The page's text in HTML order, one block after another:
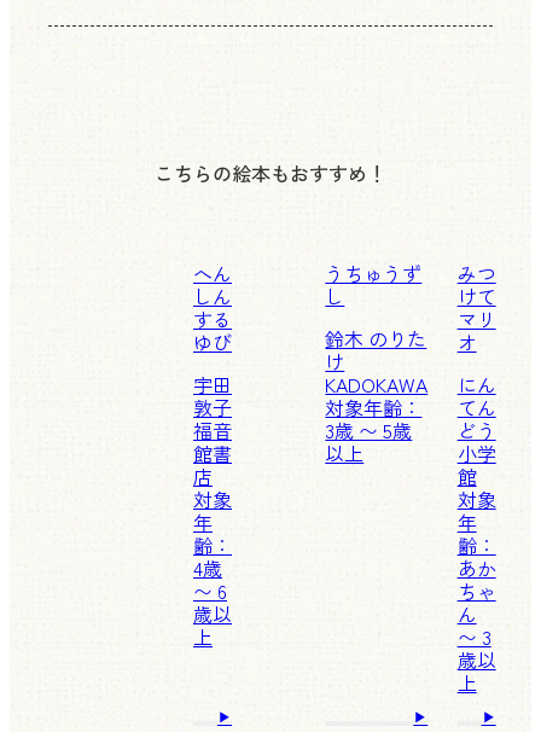
こちらの絵本もおすすめ！
へん
しん
する
ゆび
宇田
敦子
福音
館書
店
対象
年
齢：
4歳
〜 6
歳以
上
うちゅうず
し
鈴木 のりた
け
KADOKAWA
対象年齢：
3歳 〜 5歳
以上
みつ
けて
マリ
オ
にん
てん
どう
小学
館
対象
年
齢：
あか
ちゃ
ん
〜 3
歳以
上